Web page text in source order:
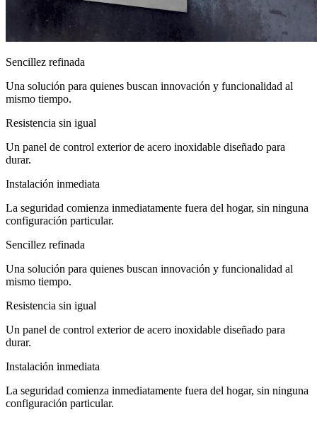
Sencillez refinada
Una solución para quienes buscan innovación y funcionalidad al
mismo tiempo.
Resistencia sin igual
Un panel de control exterior de acero inoxidable diseñado para
durar.
Instalación inmediata
La seguridad comienza inmediatamente fuera del hogar, sin ninguna
configuración particular.
Sencillez refinada
Una solución para quienes buscan innovación y funcionalidad al
mismo tiempo.
Resistencia sin igual
Un panel de control exterior de acero inoxidable diseñado para
durar.
Instalación inmediata
La seguridad comienza inmediatamente fuera del hogar, sin ninguna
configuración particular.